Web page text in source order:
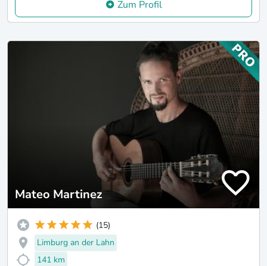
Zum Profil
Mateo Martinez
(15)
Limburg an der Lahn
141 km